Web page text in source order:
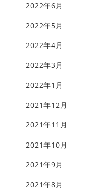
2022年6月
2022年5月
2022年4月
2022年3月
2022年1月
2021年12月
2021年11月
2021年10月
2021年9月
2021年8月